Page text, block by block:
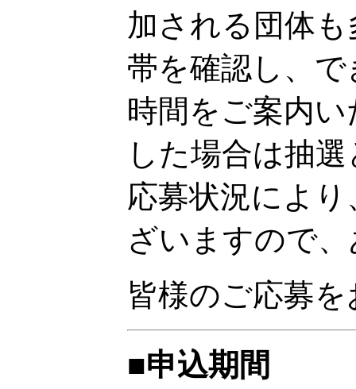
加される団体
帯を確認し、
時間をご案内
した場合は抽
応募状況によ
ざいますので
皆様のご応募
■申込期間